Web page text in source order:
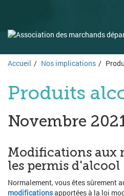
principal
principal
Accueil Nos implications
Produits
Novembre
Modifications aux
les permis d'alcool
Normalement, vous êtes sûrement
modificationsapportées à la loi